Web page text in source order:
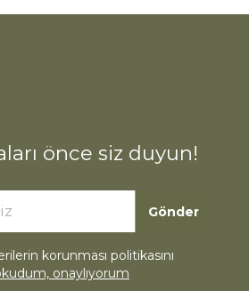
önce siz duyun!
Gönder
korunması politikasını
onaylıyorum